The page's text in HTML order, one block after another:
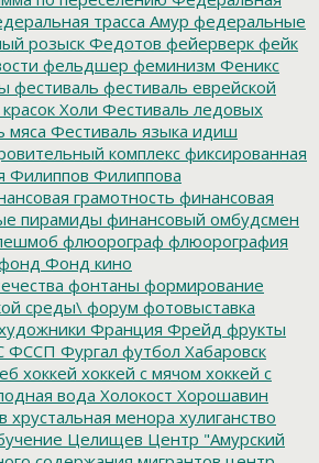
трасса Амур федеральные
розыск Федотов фейерверк фейк
фельдшер феминизм Феникс
фестиваль фестиваль еврейской
Холи Фестиваль ледовых
мяса Фестиваль языка идиш
комплекс фиксированная
Филиппов Филиппова
грамотность финансовая
пирамиды финансовый омбудсмен
флюорограф флюорография
Фонд кино
фонтаны формирование
среды\ форум фотовыставка
Франция Фрейд фрукты
ФССП Фургал футбол Хабаровск
хоккей хоккей с мячом хоккей с
вода Холокост Хорошавин
хрустальная менора хулиганство
Целищев Центр "Амурский